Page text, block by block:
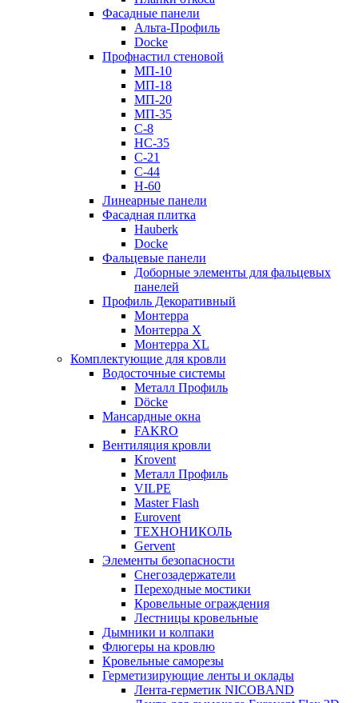
Фасадные панели
Альта-Профиль
Docke
Профнастил стеновой
МП-10
МП-18
МП-20
МП-35
С-8
НС-35
С-21
С-44
Н-60
Линеарные панели
Фасадная плитка
Hauberk
Docke
Фальцевые панели
Доборные элементы для фальцевых
панелей
Профиль Декоративный
Монтерра
Монтерра X
Монтерра XL
Комплектующие для кровли
Водосточные системы
Металл Профиль
Döcke
Мансардные окна
FAKRO
Вентиляция кровли
Krovent
Металл Профиль
VILPE
Master Flash
Eurovent
ТЕХНОНИКОЛЬ
Gervent
Элементы безопасности
Снегозадержатели
Переходные мостики
Кровельные ограждения
Лестницы кровельные
Дымники и колпаки
Флюгеры на кровлю
Кровельные саморезы
Герметизирующие ленты и оклады
Лента-герметик NICOBAND